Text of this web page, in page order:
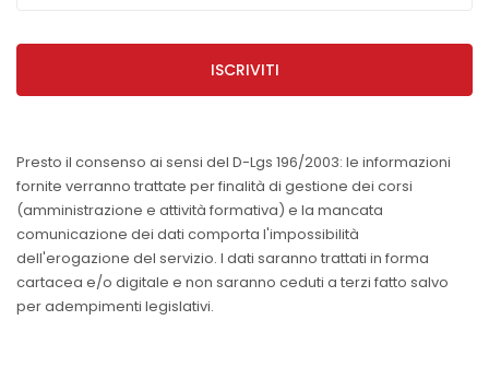
ISCRIVITI
Presto il consenso ai sensi del D-Lgs 196/2003: le informazioni
fornite verranno trattate per finalità di gestione dei corsi
(amministrazione e attività formativa) e la mancata
comunicazione dei dati comporta l'impossibilità
dell'erogazione del servizio. I dati saranno trattati in forma
cartacea e/o digitale e non saranno ceduti a terzi fatto salvo
per adempimenti legislativi.